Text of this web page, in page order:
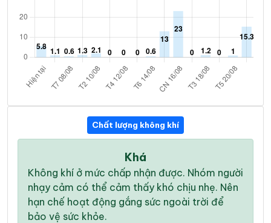
Chất lượng không khí
Khá
Không khí ở mức chấp nhận được. Nhóm người
nhạy cảm có thể cảm thấy khó chịu nhẹ. Nên
hạn chế hoạt động gắng sức ngoài trời để
bảo vệ sức khỏe.